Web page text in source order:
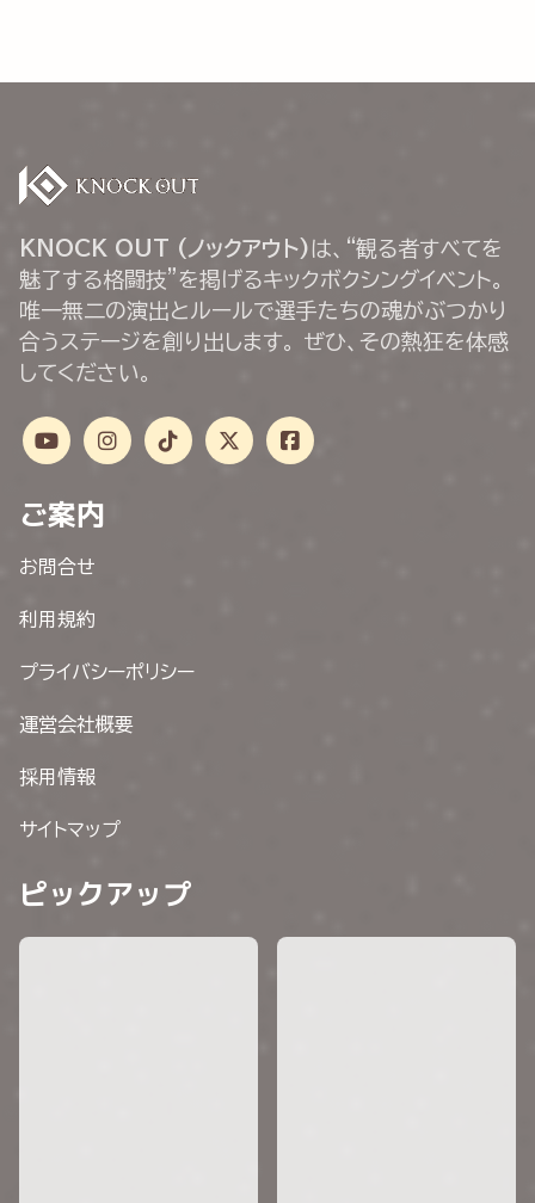
KNOCK OUT (ノックアウト) は、“観る者すべてを
魅了する格闘技”を掲げるキックボクシングイベント。
唯一無二の演出とルールで選手たちの魂がぶつかり
合うステージを創り出します。 ぜひ、その熱狂を体感
してください。
ご案内
お問合せ
利用規約
プライバシーポリシー
運営会社概要
採用情報
サイトマップ
ピックアップ